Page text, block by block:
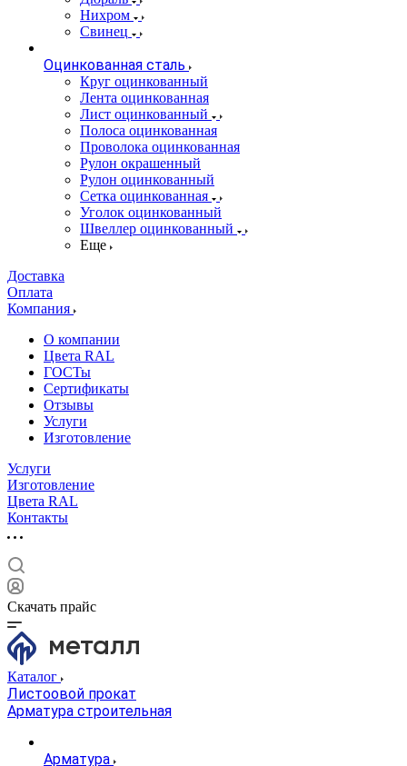
Нихром
Свинец
Оцинкованная сталь
Круг оцинкованный
Лента оцинкованная
Лист оцинкованный
Полоса оцинкованная
Проволока оцинкованная
Рулон окрашенный
Рулон оцинкованный
Сетка оцинкованная
Уголок оцинкованный
Швеллер оцинкованный
Еще
Доставка
Оплата
Компания
О компании
Цвета RAL
ГОСТы
Сертификаты
Отзывы
Услуги
Изготовление
Услуги
Изготовление
Цвета RAL
Контакты
Скачать прайс
Каталог
Листоовой прокат
Арматура строительная
Арматура